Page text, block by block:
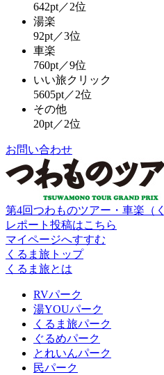
642pt／2位
湯楽
92pt／3位
車楽
760pt／9位
いい旅クリック
5605pt／2位
その他
20pt／2位
お問い合わせ
第4回つわものツアー・車楽（
レポート投稿はこちら
マイページへすすむ
くるま旅トップ
くるま旅とは
RVパーク
湯YOUパーク
くるま旅パーク
ぐるめパーク
とれいんパーク
民パーク